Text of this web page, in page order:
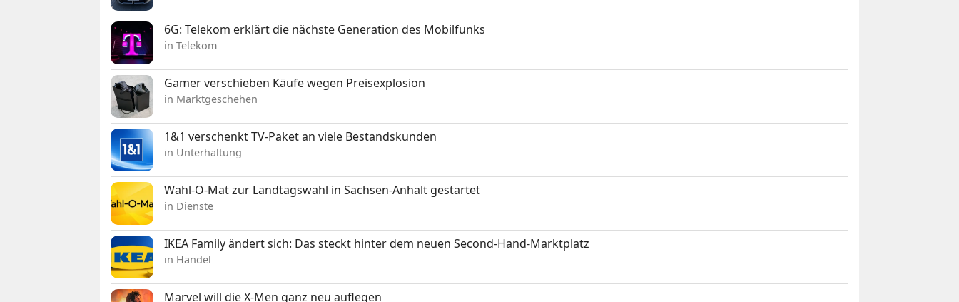
6G: Telekom erklärt die nächste Generation des Mobilfunks
in Telekom
Gamer verschieben Käufe wegen Preisexplosion
in Marktgeschehen
1&1 verschenkt TV-Paket an viele Bestandskunden
in Unterhaltung
Wahl-O-Mat zur Landtagswahl in Sachsen-Anhalt gestartet
in Dienste
IKEA Family ändert sich: Das steckt hinter dem neuen Second-Hand-Marktplatz
in Handel
Marvel will die X-Men ganz neu auflegen